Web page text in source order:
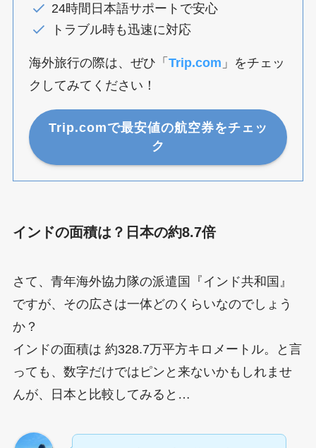
24時間日本語サポートで安心
トラブル時も迅速に対応
海外旅行の際は、ぜひ「Trip.com 」をチェッ
クしてみてください！
Trip.comで最安値の航空券をチェッ
ク
インドの面積は？日本の約8.7倍
さて、青年海外協力隊の派遣国『インド共和国』
ですが、その広さは一体どのくらいなのでしょう
か？
インドの面積は 約328.7万平方キロメートル。と言
っても、数字だけではピンと来ないかもしれませ
んが、日本と比較してみると…